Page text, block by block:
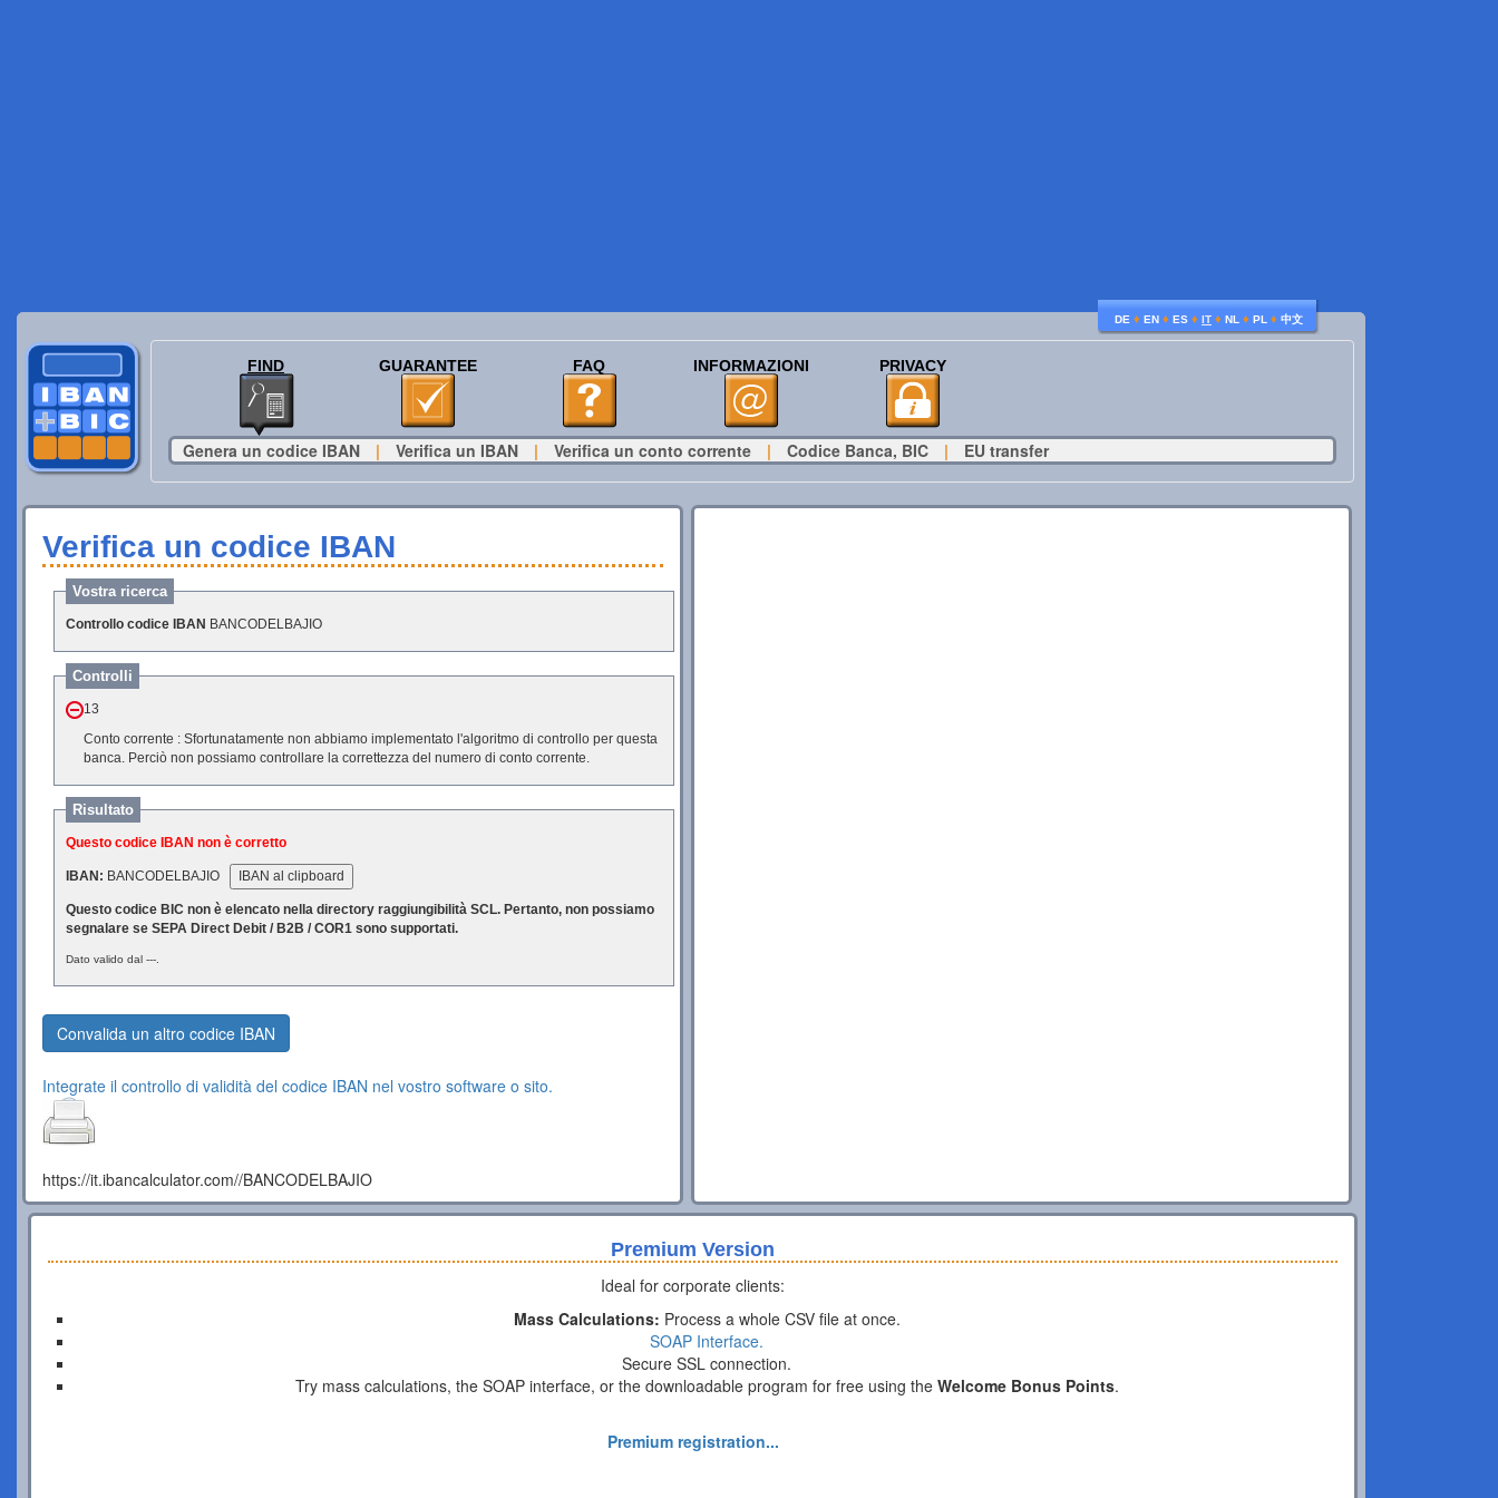
DE ♦ EN ♦ ES ♦ IT ♦ NL ♦ PL ♦ 中文
FIND GUARANTEE FAQ INFORMAZIONI PRIVACY
Genera un codice IBAN | Verifica un IBAN | Verifica un conto corrente | Codice Banca, BIC | EU transfer
Verifica un codice IBAN
Vostra ricerca
Controllo codice IBAN BANCODELBAJIO
Controlli
13
Conto corrente : Sfortunatamente non abbiamo implementato l'algoritmo di controllo per questa
banca. Perciò non possiamo controllare la correttezza del numero di conto corrente.
Risultato
Questo codice IBAN non è corretto
IBAN: BANCODELBAJIO IBAN al clipboard
Questo codice BIC non è elencato nella directory raggiungibilità SCL. Pertanto, non possiamo
segnalare se SEPA Direct Debit / B2B / COR1 sono supportati.
Dato valido dal ---.
Convalida un altro codice IBAN
Integrate il controllo di validità del codice IBAN nel vostro software o sito.
https://it.ibancalculator.com//BANCODELBAJIO
Premium Version
Ideal for corporate clients:
Mass Calculations: Process a whole CSV file at once.
SOAP Interface.
Secure SSL connection.
Try mass calculations, the SOAP interface, or the downloadable program for free using the Welcome Bonus Points.
Premium registration...